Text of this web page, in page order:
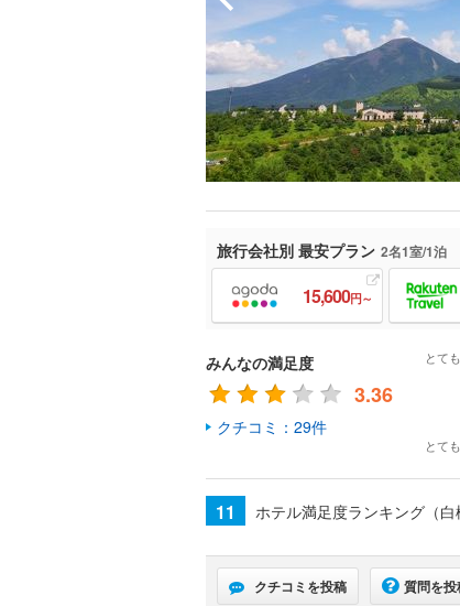
旅行会社別 最安プラン 2名1室/1泊
15,600円～
みんなの満足度
3.36
クチコミ：29件
とて
とて
11 ホテル満足度ランキング（
クチコミを投稿 質問を投